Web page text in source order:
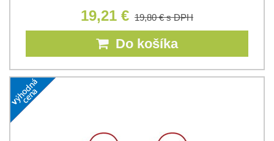
19,21 € 19,80 €s DPH
Do košíka